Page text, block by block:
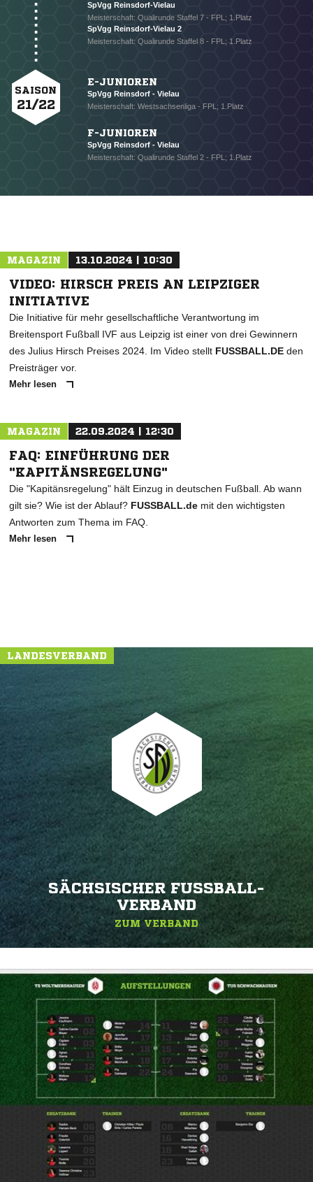
NACHRICHT SENDEN
* Pflichtfelder
SpVgg Reinsdorf-Vielau
Meisterschaft: Qualirunde Staffel 7 - FPL; 1.Platz
SpVgg Reinsdorf-Vielau 2
Meisterschaft: Qualirunde Staffel 8 - FPL; 1.Platz
SAISON
21/22
E-JUNIOREN
SpVgg Reinsdorf - Vielau
Meisterschaft: Westsachsenliga - FPL; 1.Platz
F-JUNIOREN
SpVgg Reinsdorf - Vielau
Meisterschaft: Qualirunde Staffel 2 - FPL; 1.Platz
MAGAZIN 13.10.2024 | 10:30
VIDEO: HIRSCH PREIS AN LEIPZIGER
INITIATIVE
Die Initiative für mehr gesellschaftliche Verantwortung im
Breitensport Fußball IVF aus Leipzig ist einer von drei Gewinnern
des Julius Hirsch Preises 2024. Im Video stellt FUSSBALL.DE den
Preisträger vor.
Mehr lesen
MAGAZIN 22.09.2024 | 12:30
FAQ: EINFÜHRUNG DER
"KAPITÄNSREGELUNG"
Die "Kapitänsregelung" hält Einzug in deutschen Fußball. Ab wann
gilt sie? Wie ist der Ablauf? FUSSBALL.de mit den wichtigsten
Antworten zum Thema im FAQ.
Mehr lesen
LANDESVERBAND
SÄCHSISCHER FUSSBALL-V
ERBAND
ZUM VERBAND